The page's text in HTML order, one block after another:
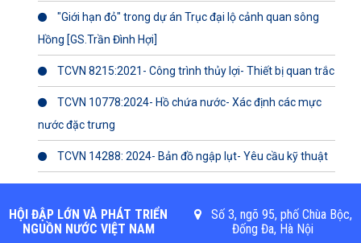
"Giới hạn đỏ" trong dự án Trục đại lộ cảnh quan sông
Hồng [GS.Trần Đình Hợi]
TCVN 8215:2021- Công trình thủy lợi- Thiết bị quan trắc
TCVN 10778:2024- Hồ chứa nước- Xác định các mực
nước đặc trưng
TCVN 14288: 2024- Bản đồ ngập lụt- Yêu cầu kỹ thuật
HỘI ĐẬP LỚN VÀ PHÁT TRIỂN
NGUỒN NƯỚC VIỆT NAM
Số 3, ngõ 95, phố Chùa Bộc,
Đống Đa, Hà Nội